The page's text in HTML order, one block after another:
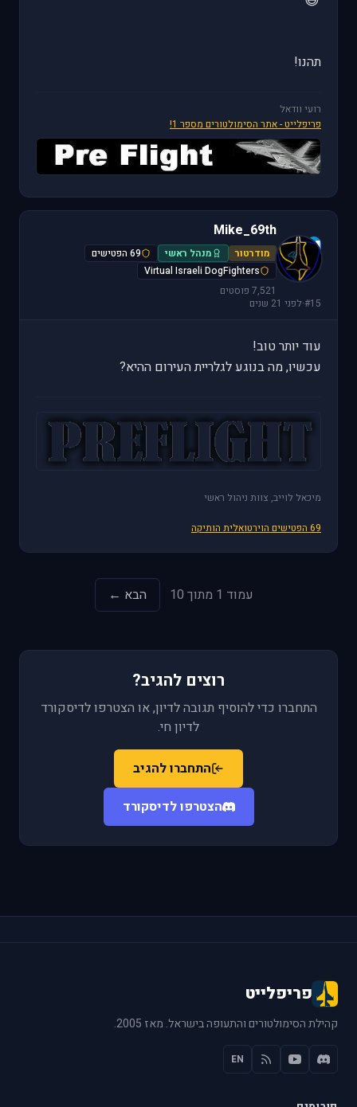
תהנו!
רועי וודאל
פריפלייט - אתר הסימולטורים מספר 1!
M
Mike_69th
מודרטור מנהל ראשי
69 הפטישים
Virtual Israeli DogFighters
7,521 פוסטים
#15
·לפני 21 שנים
עוד יותר טוב!
עכשיו, מה בנוגע לגלריית העירום ההיא?
מיכאל לוייב, צוות ניהול ראשי
69 הפטישים הוירטואלית הותיקה
עמוד 1 מתוך 10 הבא ←
רוצים להגיב?
התחברו כדי להוסיף תגובה לדיון, או הצטרפו לדיסקורד
לדיון חי.
התחברו להגיב
הצטרפו לדיסקורד
פריפלייט
קהילת הסימולטורים והתעופה בישראל. מאז 2005.
EN